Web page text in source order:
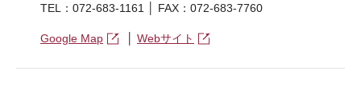
TEL：072-683-1161 │ FAX：072-683-7760
Google Map Webサイト